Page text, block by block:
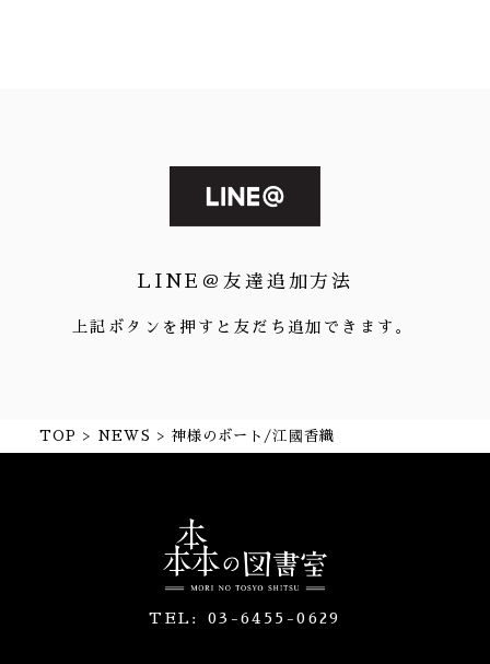
LINE＠友達追加方法
上記ボタンを押すと友だち追加できます。
TOP NEWS 神様のボート/江國香織
TEL: 03-6455-0629